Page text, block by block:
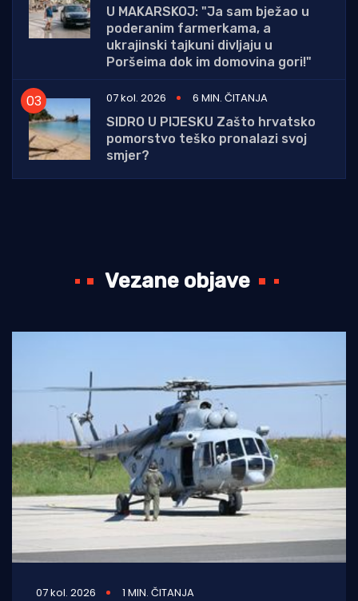
U MAKARSKOJ: "Ja sam bježao u
poderanim farmerkama, a
ukrajinski tajkuni divljaju u
Poršeima dok im domovina gori!"
07 kol. 2026
6 MIN. ČITANJA
SIDRO U PIJESKU Zašto hrvatsko
pomorstvo teško pronalazi svoj
smjer?
Vezane objave
07 kol. 2026 1 MIN. ČITANJA